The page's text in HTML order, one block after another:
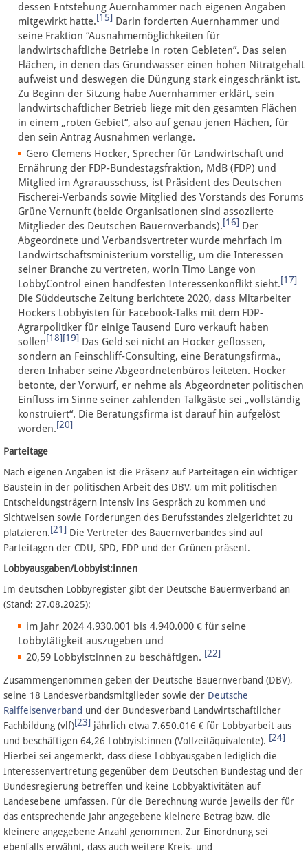
dessen Entstehung Auernhammer nach eigenen Angaben
mitgewirkt hatte.[15] Darin forderten Auernhammer und
seine Fraktion “Ausnahmemöglichkeiten für
landwirtschaftliche Betriebe in roten Gebieten”. Das seien
Flächen, in denen das Grundwasser einen hohen Nitratgehalt
aufweist und deswegen die Düngung stark eingeschränkt ist.
Zu Beginn der Sitzung habe Auernhammer erklärt, sein
landwirtschaftlicher Betrieb liege mit den gesamten Flächen
in einem „roten Gebiet“, also auf genau jenen Flächen, für
den sein Antrag Ausnahmen verlange.
Gero Clemens Hocker, Sprecher für Landwirtschaft und
Ernährung der FDP-Bundestagsfraktion, MdB (FDP) und
Mitglied im Agrarausschuss, ist Präsident des Deutschen
Fischerei-Verbands sowie Mitglied des Vorstands des Forums
Grüne Vernunft (beide Organisationen sind assoziierte
Mitglieder des Deutschen Bauernverbands).[16] Der
Abgeordnete und Verbandsvertreter wurde mehrfach im
Landwirtschaftsministerium vorstellig, um die Interessen
seiner Branche zu vertreten, worin Timo Lange von
LobbyControl einen handfesten Interessenkonflikt sieht.[17]
Die Süddeutsche Zeitung berichtete 2020, dass Mitarbeiter
Hockers Lobbyisten für Facebook-Talks mit dem FDP-
Agrarpolitiker für einige Tausend Euro verkauft haben
sollen[18][19] Das Geld sei nicht an Hocker geflossen,
sondern an Feinschliff-Consulting, eine Beratungsfirma.,
deren Inhaber seine Abgeordnetenbüros leiteten. Hocker
betonte, der Vorwurf, er nehme als Abgeordneter politischen
Einfluss im Sinne seiner zahlenden Talkgäste sei „vollständig
konstruiert“. Die Beratungsfirma ist darauf hin aufgelöst
worden.[20]
Parteitage
Nach eigenen Angaben ist die Präsenz auf Parteitagen ein wichtiger
Baustein in der politischen Arbeit des DBV, um mit politischen
Entscheidungsträgern intensiv ins Gespräch zu kommen und
Sichtweisen sowie Forderungen des Berufsstandes zielgerichtet zu
platzieren.[21] Die Vertreter des Bauernverbandes sind auf
Parteitagen der CDU, SPD, FDP und der Grünen präsent.
Lobbyausgaben/Lobbyist:innen
Im deutschen Lobbyregister gibt der Deutsche Bauernverband an
(Stand: 27.08.2025):
im Jahr 2024 4.930.001 bis 4.940.000 € für seine
Lobbytätigkeit auszugeben und
20,59 Lobbyist:innen zu beschäftigen. [22]
Zusammengenommen geben der Deutsche Bauernverband (DBV),
seine 18 Landesverbandsmitglieder sowie der Deutsche
Raiffeisenverband und der Bundesverband Landwirtschaftlicher
Fachbildung (vlf)[23] jährlich etwa 7.650.016 € für Lobbyarbeit aus
und beschäftigen 64,26 Lobbyist:innen (Vollzeitäquivalente). [24]
Hierbei sei angemerkt, dass diese Lobbyausgaben lediglich die
Interessenvertretung gegenüber dem Deutschen Bundestag und der
Bundesregierung betreffen und keine Lobbyaktivitäten auf
Landesebene umfassen. Für die Berechnung wurde jeweils der für
das entsprechende Jahr angegebene kleinere Betrag bzw. die
kleinere angegebene Anzahl genommen. Zur Einordnung sei
ebenfalls erwähnt, dass auch weitere Kreis- und